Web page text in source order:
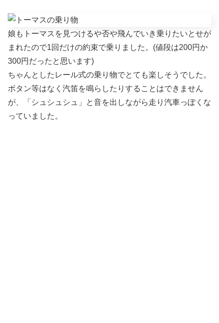
娘もトーマスを見つけるや否や飛んでいき乗りたいとせが
まれたので1回だけの約束で乗りました。(値段は200円か
300円だったと思います)
ちゃんとしたレール式の乗り物でとても楽しそうでした。
ボタン等はなく汽笛を鳴らしたりすることはできません
が、「シュシュシュ」と音を出しながら走り汽車っぽくな
っていました。